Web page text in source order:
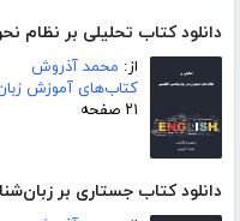
دانلود کتاب تحلیلی بر نظام
از: محمد آذروش
کتاب‌های آموزش
۲۱ صفحه
دانلود کتاب جستاری بر